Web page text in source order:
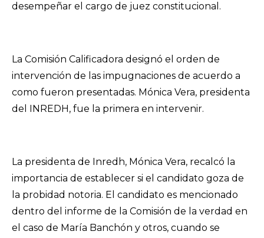
desempeñar el cargo de juez constitucional.
La Comisión Calificadora designó el orden de
intervención de las impugnaciones de acuerdo a
como fueron presentadas. Mónica Vera, presidenta
del INREDH, fue la primera en intervenir.
La presidenta de Inredh, Mónica Vera, recalcó la
importancia de establecer si el candidato goza de
la probidad notoria. El candidato es mencionado
dentro del informe de la Comisión de la verdad en
el caso de María Banchón y otros, cuando se